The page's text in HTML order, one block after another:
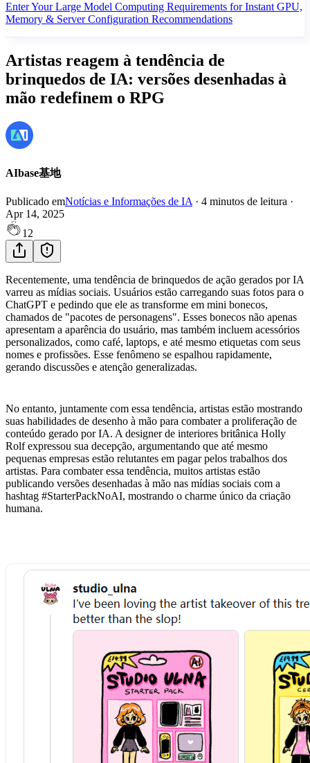
Enter Your Large Model Computing Requirements for Instant GPU,
Memory & Server Configuration Recommendations
Artistas reagem à tendência de
brinquedos de IA: versões desenhadas à
mão redefinem o RPG
AIbase基地
Publicado emNotícias e Informações de IA · 4 minutos de leitura ·
Apr 14, 2025
12
Recentemente, uma tendência de brinquedos de ação gerados por IA
varreu as mídias sociais. Usuários estão carregando suas fotos para o
ChatGPT e pedindo que ele as transforme em mini bonecos,
chamados de "pacotes de personagens". Esses bonecos não apenas
apresentam a aparência do usuário, mas também incluem acessórios
personalizados, como café, laptops, e até mesmo etiquetas com seus
nomes e profissões. Esse fenômeno se espalhou rapidamente,
gerando discussões e atenção generalizadas.
No entanto, juntamente com essa tendência, artistas estão mostrando
suas habilidades de desenho à mão para combater a proliferação de
conteúdo gerado por IA. A designer de interiores britânica Holly
Rolf expressou sua decepção, argumentando que até mesmo
pequenas empresas estão relutantes em pagar pelos trabalhos dos
artistas. Para combater essa tendência, muitos artistas estão
publicando versões desenhadas à mão nas mídias sociais com a
hashtag #StarterPackNoAI, mostrando o charme único da criação
humana.